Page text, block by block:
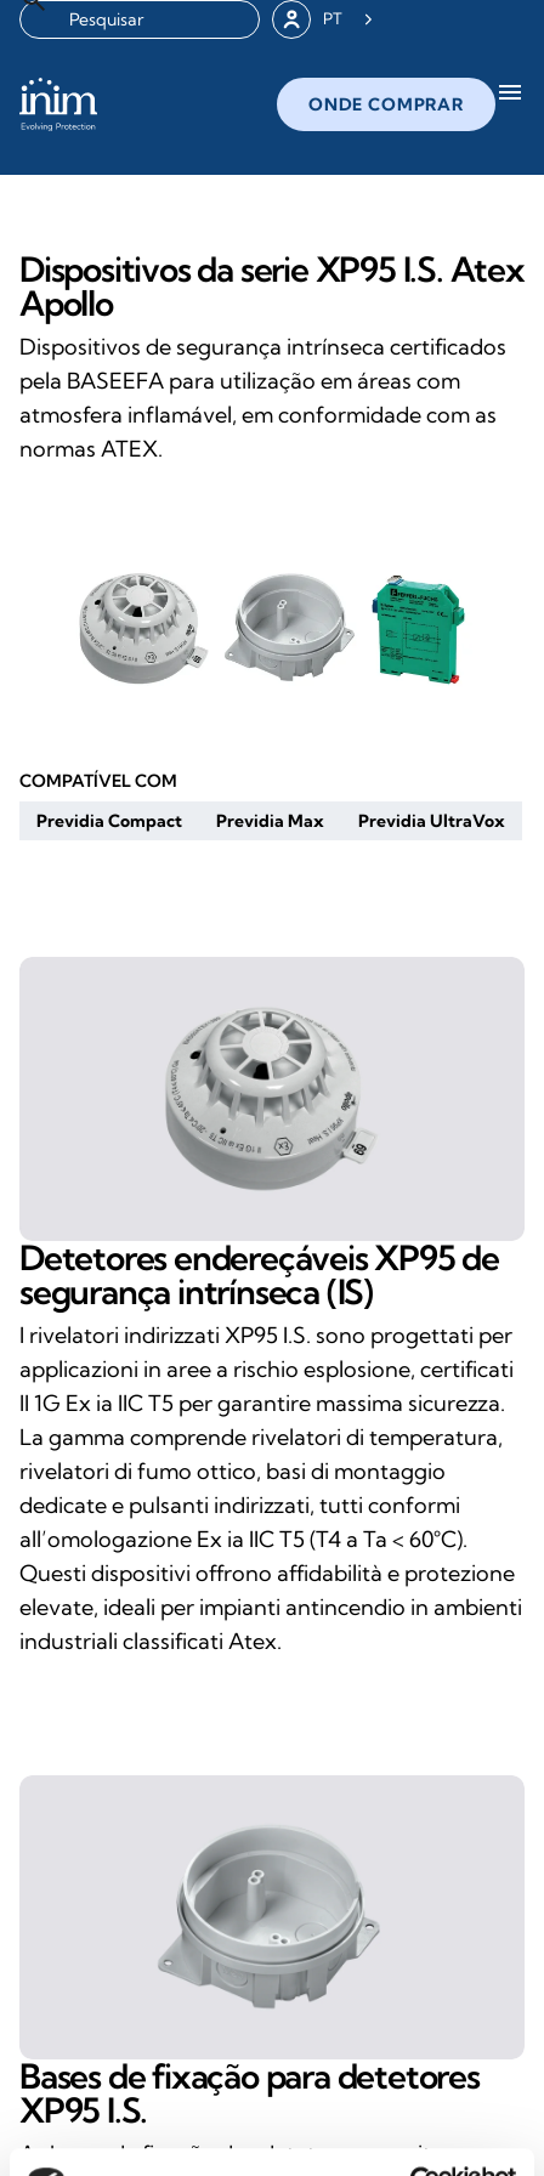
PT
ONDE COMPRAR menu
Dispositivos da serie XP95 I.S. Atex
Apollo
Dispositivos de segurança intrínseca certificados
pela BASEEFA para utilização em áreas com
atmosfera inflamável, em conformidade com as
normas ATEX.
COMPATÍVEL COM
Previdia Compact
Previdia Max Previdia UltraVox
Detetores endereçáveis XP95 de
segurança intrínseca (IS)
I rivelatori indirizzati XP95 I.S. sono progettati per
applicazioni in aree a rischio esplosione, certificati
II 1G Ex ia IIC T5 per garantire massima sicurezza.
La gamma comprende rivelatori di temperatura,
rivelatori di fumo ottico, basi di montaggio
dedicate e pulsanti indirizzati, tutti conformi
all’omologazione Ex ia IIC T5 (T4 a Ta < 60°C).
Questi dispositivi offrono affidabilità e protezione
elevate, ideali per impianti antincendio in ambienti
industriali classificati Atex.
Bases de fixação para detetores
XP95 I.S.
As bases de fixação dos detetores permitem uma